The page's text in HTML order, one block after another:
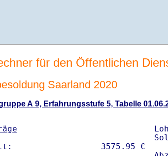
für den Öffentlichen
Saarland 2020
A 9, Erfahrungsstufe 5, Tabelle